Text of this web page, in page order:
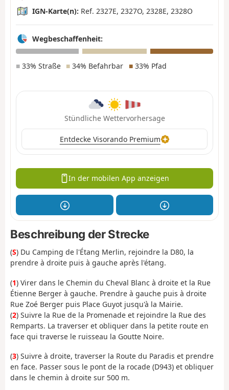
IGN-Karte(n): Ref. 2327E, 2327O, 2328E, 2328O
Wegbeschaffenheit:
■ 33% Straße ■ 34% Befahrbar ■33% Pfad
Stündliche Wettervorhersage
Entdecke Visorando Premium
In der mobilen App anzeigen
Beschreibung der Strecke
(S) Du Camping de l'Étang Merlin, rejoindre la D80, la
prendre à droite puis à gauche après l'étang.
(1) Virer dans le Chemin du Cheval Blanc à droite et la Rue
Étienne Berger à gauche. Prendre à gauche puis à droite
Rue Zoé Berger puis Place Guyot jusqu'à la Mairie.
(2) Suivre la Rue de la Promenade et rejoindre la Rue des
Remparts. La traverser et obliquer dans la petite route en
face qui traverse le ruisseau la Goutte Noire.
(3) Suivre à droite, traverser la Route du Paradis et prendre
en face. Passer sous le pont de la rocade (D943) et obliquer
dans le chemin à droite sur 500 m.